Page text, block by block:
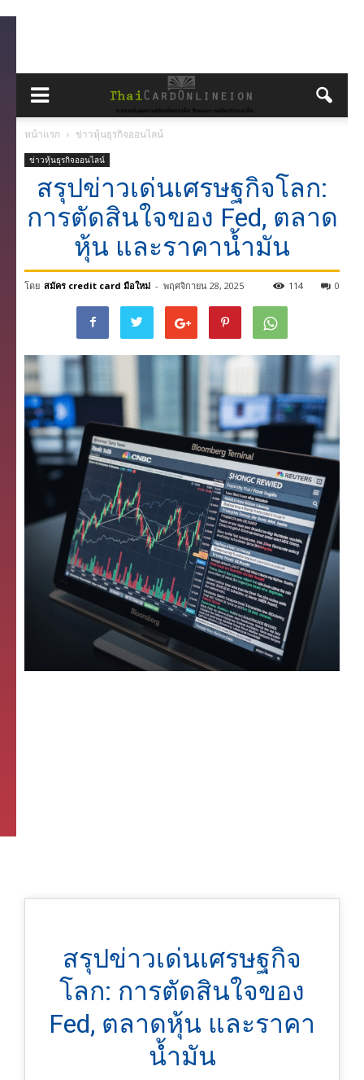
หน้าแรก ข่าวหุ้นธุรกิจออนไลน์
ข่าวหุ้นธุรกิจออนไลน์
สรุปข่าวเด่นเศรษฐกิจโลก:
การตัดสินใจของ Fed, ตลาด
หุ้น และราคาน้ำมัน
โดย สมัคร credit card มือใหม่ - พฤศจิกายน 28, 2025 0
114
สรุปข่าวเด่นเศรษฐกิจ
โลก: การตัดสินใจของ
Fed, ตลาดหุ้น และราคา
น้ำมัน